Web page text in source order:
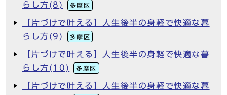
らし方(8)
多摩区
【片づけで叶える】人生後半の身軽で快適な暮
らし方(9)
多摩区
【片づけで叶える】人生後半の身軽で快適な暮
らし方(10)
多摩区
【片づけで叶える】人生後半の身軽で快適な暮